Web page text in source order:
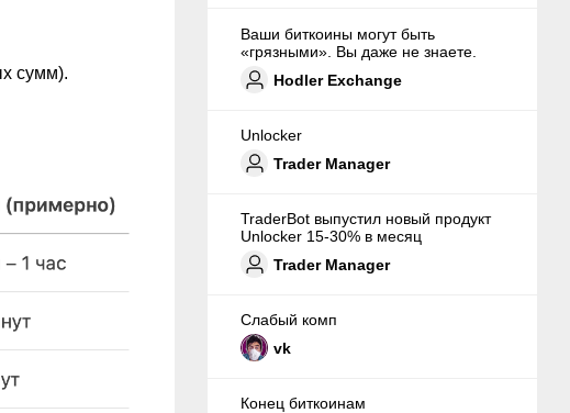
сумм).
Ваши биткоины могут быть
«грязными». Вы даже не знаете.
Hodler Exchange
Unlocker
Trader Manager
TraderBot выпустил новый продукт
Unlocker 15-30% в месяц
Trader Manager
Слабый комп
vk
Конец биткоинам